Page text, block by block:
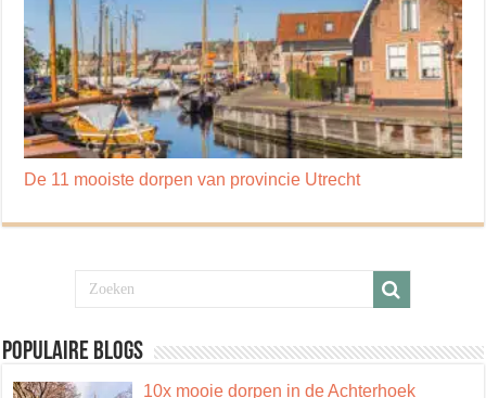
De 11 mooiste dorpen van provincie Utrecht
Populaire blogs
10x mooie dorpen in de Achterhoek